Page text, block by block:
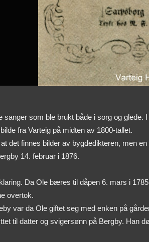
som ble brukt både i sorg og
fra Varteig på midten av 1800-tallet.
det finnes bilder av bygdedikteren, men
14. februar i 1876.
Da Ole bæres til dåpen 6. mars i
overtok.
var da Ole giftet seg med enken på
til datter og svigersønn på Bergby. Han